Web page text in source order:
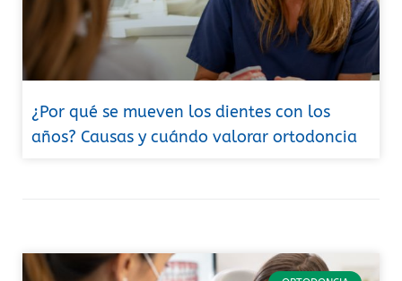
¿Por qué se mueven los dientes con los
años? Causas y cuándo valorar ortodoncia